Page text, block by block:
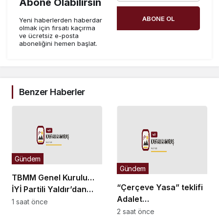
Abone Olabilirsin
Yeni haberlerden haberdar
olmak için fırsatı kaçırma
ve ücretsiz e-posta
aboneliğini hemen başlat.
ABONE OL
Benzer Haberler
TBMM Genel Kurulu…
İYİ Partili Yaldır’dan
“Islah olmayan failler
Gündem
1 saat önce
“Çerçeve Yasa” teklifi
Adalet
Komisyonu’nda… İYİ
Gündem
2 saat önce